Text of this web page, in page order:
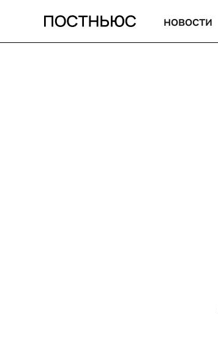
новости